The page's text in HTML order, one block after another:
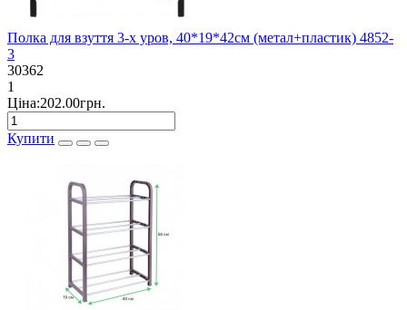
Полка для взуття 3-х уров, 40*19*42см (метал+пластик) 4852-
3
30362
1
Ціна:202.00грн.
Купити